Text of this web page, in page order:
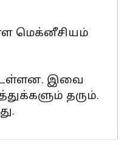
மெக்னீசியம்
உள்ளன. இவை
தரும்.